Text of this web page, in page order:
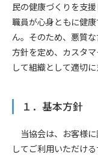
民の健康づくりを支
職員が心身ともに健
ん。そのため、悪質
方針を定め、カスタ
して組織として適切に
１．基本方針
当協会は、お客様
してご利用いただけ